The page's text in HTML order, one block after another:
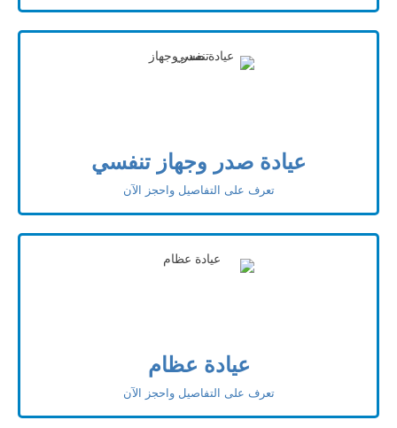
عيادة صدر وجهاز تنفسي
تعرف على التفاصيل واحجز الآن
عيادة عظام
تعرف على التفاصيل واحجز الآن